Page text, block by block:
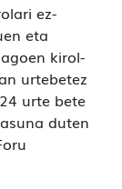
ez-
eta
kirol-
urtebetez
urte bete
duten